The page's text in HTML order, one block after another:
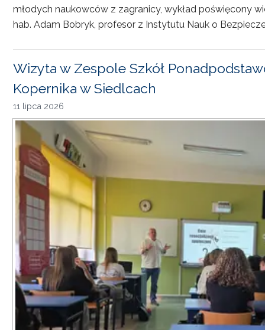
młodych naukowców z zagranicy, wykład poświęcony
hab. Adam Bobryk, profesor z Instytutu Nauk o
Wizyta w Zespole Szkół
Kopernika w Siedlcach
11 lipca 2026